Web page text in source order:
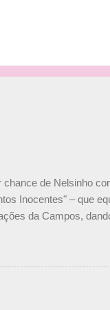
de Nelsinho
Inocentes" – que
da Campos,
não será o
admitiu Audetto.
dizendo ainda